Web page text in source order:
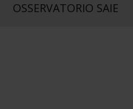
OSSERVATORIO SAIE